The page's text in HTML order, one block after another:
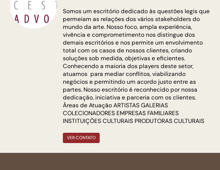
Somos um escritório dedicado às questões legis que
permeiam as relações dos vários stakeholders do
mundo da arte. Nosso foco, ampla experiência,
vivência e comprometimento nos distingue dos
demais escritórios e nos permite um envolvimento
total com os casos de nossos clientes, criando
soluções sob medida, objetivas e eficientes.
Conhecendo a maioria dos players deste setor,
atuamos para mediar conflitos, viabilizando
negócios e permitindo um acordo justo entre as
partes. Nosso escritório é reconhecido por nossa
dedicação, iniciativa e parceria com os clientes.
Áreas de Atuação ARTISTAS GALERIAS
COLECIONADORES EMPRESAS FAMILIARES
INSTITUIÇÕES CULTURAIS PRODUTORAS CULTURAIS
VER CONTATO